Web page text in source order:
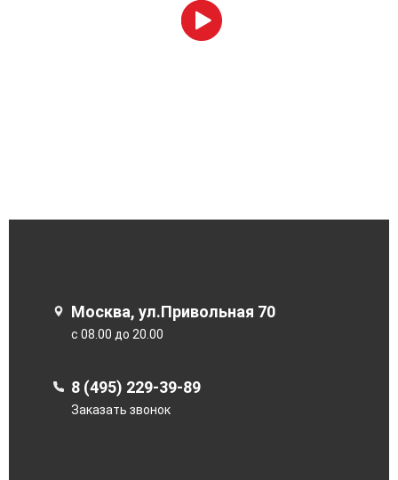
Москва, ул.Привольная 70
с 08.00 до 20.00
8 (495) 229-39-89
Заказать звонок